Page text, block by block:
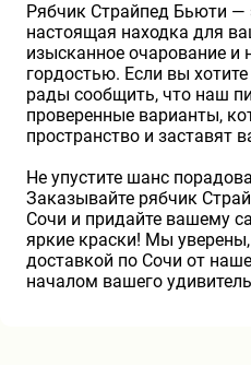
Рябчик Страйпед Бьюти —
настоящая находка для
изысканное очарование и
гордостью. Если вы
рады сообщить, что наш
проверенные варианты,
пространство и заставят
Не упустите шанс
Заказывайте рябчик
Сочи и придайте вашему
яркие краски! Мы
доставкой по Сочи от
началом вашего